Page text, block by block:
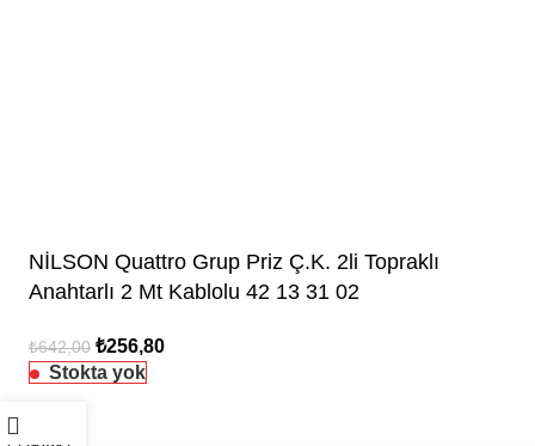
NİLSON Quattro Grup Priz Ç.K. 2li Topraklı
Anahtarlı 2 Mt Kablolu 42 13 31 02
₺642,00 ₺256,80
Stokta yok